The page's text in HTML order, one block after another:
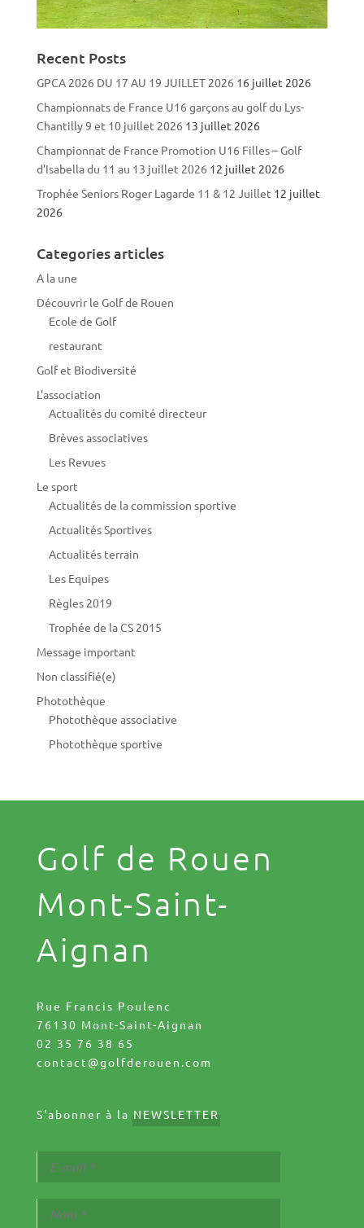
Recent Posts
GPCA 2026 DU 17 AU 19 JUILLET 2026 16 juillet 2026
Championnats de France U16 garçons au golf du Lys-
Chantilly 9 et 10 juillet 2026 13 juillet 2026
Championnat de France Promotion U16 Filles – Golf
d’Isabella du 11 au 13 juillet 2026 12 juillet 2026
Trophée Seniors Roger Lagarde 11 & 12 Juillet 12 juillet
2026
Categories articles
A la une
Découvrir le Golf de Rouen
Ecole de Golf
restaurant
Golf et Biodiversité
L'association
Actualités du comité directeur
Brèves associatives
Les Revues
Le sport
Actualités de la commission sportive
Actualités Sportives
Actualités terrain
Les Equipes
Règles 2019
Trophée de la CS 2015
Message important
Non classifié(e)
Photothèque
Photothèque associative
Photothèque sportive
Golf de Rouen
Mont-Saint-
Aignan
Rue Francis Poulenc
76130 Mont-Saint-Aignan
02 35 76 38 65
contact@golfderouen.com
S'abonner à la NEWSLETTER